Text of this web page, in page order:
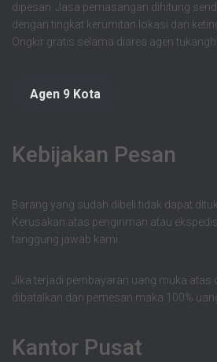
dipesan. Jasa pemasangan dihitung
dengan tingkat kerumitan lokasi dan
Ongkir gratis selama diarea agen
Agen 9 Kota
Kebijakan Pesan
Barang yang sudah dibeli tidak dapat
Kerusakan atas pengiriman atau
tanggung jawab kami.
Jika terjadi pembayaran uang muka atas
dibatalkan dari pemesan maka 100%
Kantor Pusat